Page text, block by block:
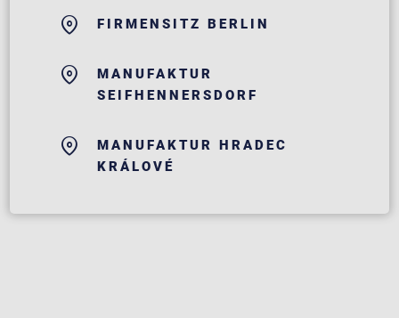
FIRMENSITZ BERLIN
MANUFAKTUR
SEIFHENNERSDORF
MANUFAKTUR HRADEC
KRÁLOVÉ